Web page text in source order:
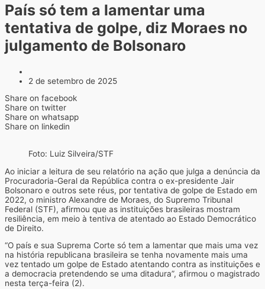
País só tem a lamentar uma
tentativa de golpe, diz Moraes no
julgamento de Bolsonaro
2 de setembro de 2025
Share on facebook
Share on twitter
Share on whatsapp
Share on linkedin
Foto: Luiz Silveira/STF
Ao iniciar a leitura de seu relatório na ação que julga a denúncia da
Procuradoria-Geral da República contra o ex-presidente Jair
Bolsonaro e outros sete réus, por tentativa de golpe de Estado em
2022, o ministro Alexandre de Moraes, do Supremo Tribunal
Federal (STF), afirmou que as instituições brasileiras mostram
resiliência, em meio à tentiva de atentado ao Estado Democrático
de Direito.
“O país e sua Suprema Corte só tem a lamentar que mais uma vez
na história republicana brasileira se tenha novamente mais uma
vez tentado um golpe de Estado atentando contra as instituições e
a democracia pretendendo se uma ditadura”, afirmou o magistrado
nesta terça-feira (2).